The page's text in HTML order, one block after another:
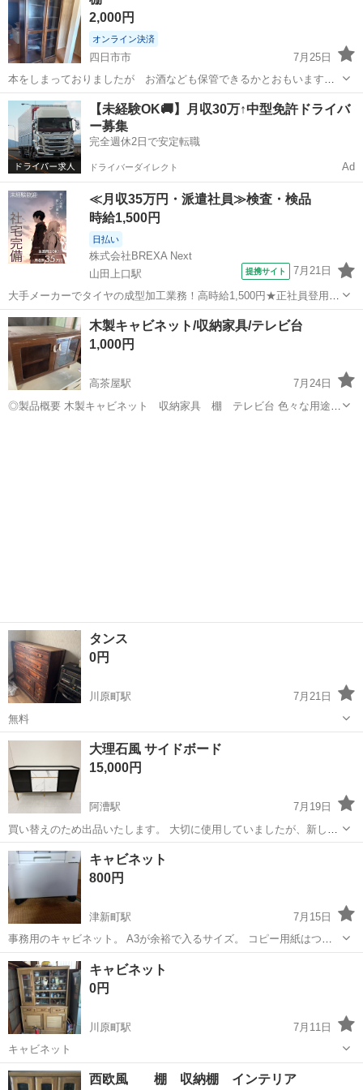
です。 【お取引...2,000円
オンライン決済
四日市市
7月25日
本をしまっておりましたが お酒なども保管できるかとおもいます。
高さ170 横60 奥30程度です
三重 四日市市 収納家具
【未経験OK🚚】月収30万↑中型免許ドライバ
ー募集
完全週休2日で安定転職
ドライバーダイレクト Ad
≪月収35万円・派遣社員≫検査・検品
時給1,500円
日払い
株式会社BREXA Next
山田上口駅
提携サイト 7月21日
大手メーカーでタイヤの成型加工業務！高時給1,500円★正社員登用制
度あり！ワンルーム寮完備！マイカー通勤OK！無料駐車場あり！《三
重県伊勢市》 人気の工場のお仕事 ◇タイヤの製造◇ トラック・バ
ス・RV車用を中心とした...
三重 伊勢市 山田上口駅 その他
木製キャビネット/収納家具/テレビ台
1,000円
高茶屋駅
7月24日
◎製品概要 木製キャビネット 収納家具 棚 テレビ台 色々な用途に
タンス
0円
川原町駅
7月21日
無料
三重 四日市市 川原町駅 収納家具
大理石風 サイドボード
15,000円
阿漕駅
7月19日
買い替えのため出品いたします。 大切に使用していましたが、新しい
ものを購入したため、必要な方にお譲りできればと思います。 サイズ
横150cm高さ88cm奥行30cm
三重 津市 阿漕駅 収納家具
キャビネット
800円
津新町駅
7月15日
事務用のキャビネット。 A3が余裕で入るサイズ。 コピー用紙はつき
ません。 コピー機の台にしていました。 状態は良く中古にしてはかな
り綺麗だと思います。 津市〜伊勢市〜紀北町等で取引可能です。
三重 津市 津新町駅
キャビネット
0円
川原町駅
7月11日
キャビネット
三重 四日市市 川原町駅 収納家具
西欧風 棚 収納棚 インテリア